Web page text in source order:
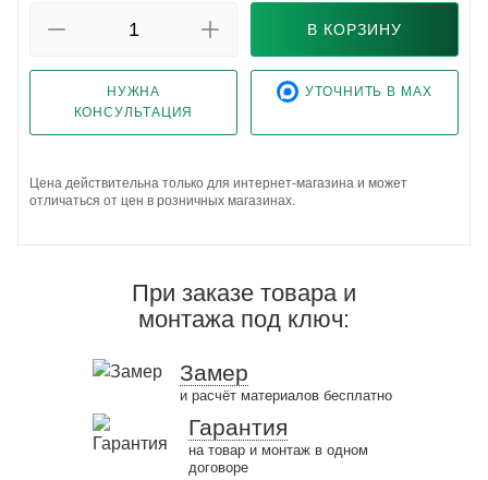
В КОРЗИНУ
НУЖНА
КОНСУЛЬТАЦИЯ
УТОЧНИТЬ В MAX
Цена действительна только для интернет-магазина и может
отличаться от цен в розничных магазинах.
При заказе товара и
монтажа под ключ:
Замер
и расчёт материалов бесплатно
Гарантия
на товар и монтаж в одном
договоре